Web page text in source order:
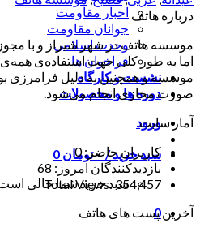
اخبار مقاومت
جوانان مقاومت
وحدت اسلامی
فراخوان ها
نشست و کارگاه
دوره ها و محصولات
ورود
سبد خرید /۰تومان 0
سبد خرید شما خالی
0
درباره هاتف
موسسه هاتف در شهر شیراز و با
اما به طور کلی جهت استفاده‌ی
موسسه و همچنین به دلیل فرامرزی
صورت مجازی انجام می‌شود.
آمار سایت
کاربران حاضر:0
بازدیدکنندگان امروز: 68
Total Views:354,457
آخرین پست های هاتف